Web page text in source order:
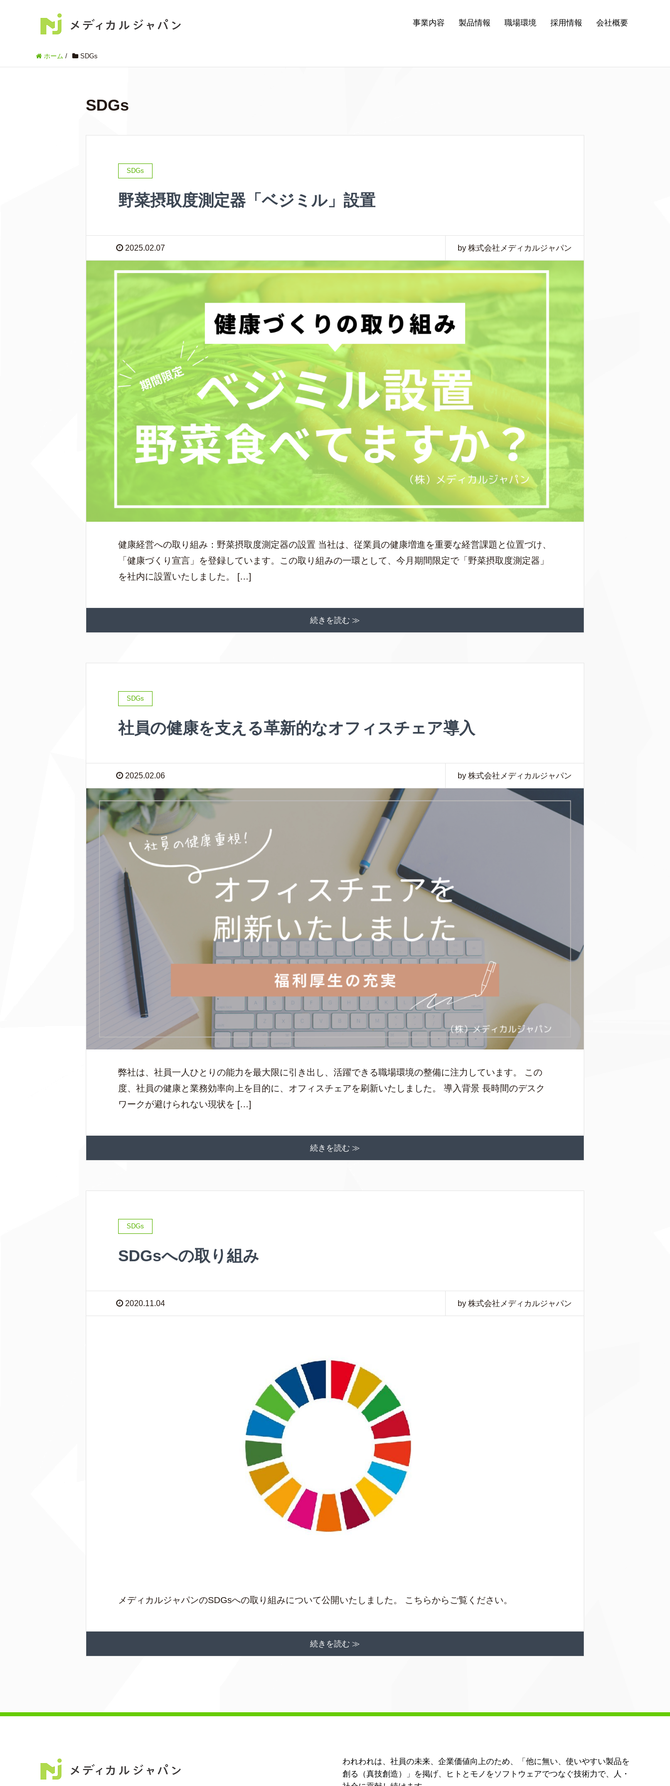
事業内容 製品情報 職場環境 採用情報 会社概要
ホーム / SDGs
SDGs
SDGs
野菜摂取度測定器「ベジミル」設置
2025.02.07 by 株式会社メディカルジャパン
健康経営への取り組み：野菜摂取度測定器の設置 当社は、従業員の健康増進を重要な経営課題と位置づけ、
「健康づくり宣言」を登録しています。この取り組みの一環として、今月期間限定で「野菜摂取度測定器」
を社内に設置いたしました。 […]
続きを読む ≫
SDGs
社員の健康を支える革新的なオフィスチェア導入
2025.02.06 by 株式会社メディカルジャパン
弊社は、社員一人ひとりの能力を最大限に引き出し、活躍できる職場環境の整備に注力しています。 この
度、社員の健康と業務効率向上を目的に、オフィスチェアを刷新いたしました。 導入背景 長時間のデスク
ワークが避けられない現状を […]
続きを読む ≫
SDGs
SDGsへの取り組み
2020.11.04 by 株式会社メディカルジャパン
メディカルジャパンのSDGsへの取り組みについて公開いたしました。 こちらからご覧ください。
続きを読む ≫
われわれは、社員の未来、企業価値向上のため、「他に無い、使いやすい製品を
創る（真技創造）」を掲げ、ヒトとモノをソフトウェアでつなぐ技術力で、人・